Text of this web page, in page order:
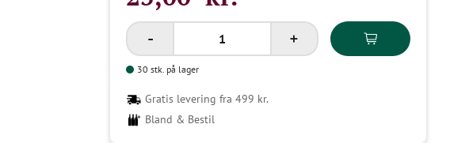
Gratis levering fra 499 kr.
Bland & Bestil
30 stk. på lager